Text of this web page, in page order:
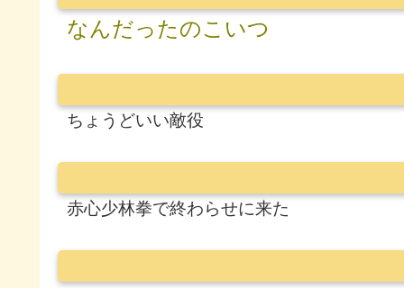
なんだったのこいつ
ちょうどいい敵役
赤心少林拳で終わらせに来た